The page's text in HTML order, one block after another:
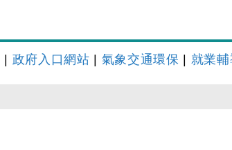
政府入口網站 氣象交通環保 就業